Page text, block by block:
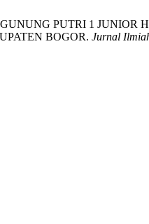
PUTRI 1 JUNIOR
BOGOR. Jurnal